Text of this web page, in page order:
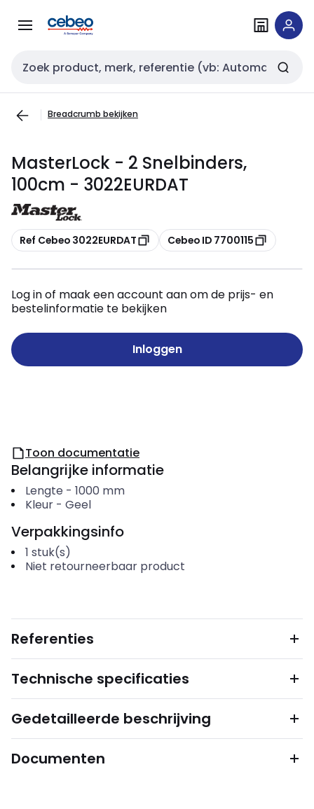
naar
naar
Zoekveld invoer
Breadcrumb bekijken
MasterLock - 2 Snelbinders,
100cm - 3022EURDAT
Kopiëren
Ref Cebeo 3022EURDAT Kopiëren
Cebeo ID 7700115
Log in of maak een account aan om de prijs- en
bestelinformatie te bekijken
Inloggen
Toon documentatie
Belangrijke informatie
Lengte - 1000 mm
Kleur- Geel
Verpakkingsinfo
1 stuk(s)
Niet retourneerbaar product
Referenties
Technische specificaties
Gedetailleerde beschrijving
Documenten